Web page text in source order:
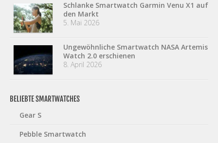
Schlanke Smartwatch Garmin Venu X1 auf
den Markt
5. Mai 2026
Ungewöhnliche Smartwatch NASA Artemis
Watch 2.0 erschienen
8. April 2026
BELIEBTE SMARTWATCHES
Gear S
Pebble Smartwatch